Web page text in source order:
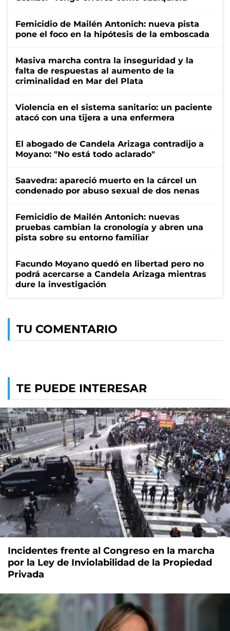
Femicidio de Mailén Antonich: nueva pista
pone el foco en la hipótesis de la emboscada
Masiva marcha contra la inseguridad y la
falta de respuestas al aumento de la
criminalidad en Mar del Plata
Violencia en el sistema sanitario: un paciente
atacó con una tijera a una enfermera
El abogado de Candela Arizaga contradijo a
Moyano: "No está todo aclarado"
Saavedra: apareció muerto en la cárcel un
condenado por abuso sexual de dos nenas
Femicidio de Mailén Antonich: nuevas
pruebas cambian la cronología y abren una
pista sobre su entorno familiar
Facundo Moyano quedó en libertad pero no
podrá acercarse a Candela Arizaga mientras
dure la investigación
TU COMENTARIO
TE PUEDE INTERESAR
Incidentes frente al Congreso en la marcha
por la Ley de Inviolabilidad de la Propiedad
Privada